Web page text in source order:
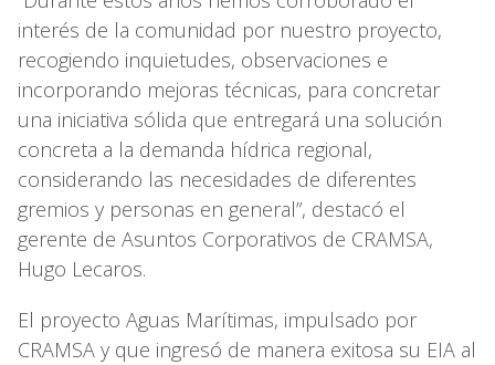
interés de la comunidad por nuestro proyecto,
recogiendo inquietudes, observaciones e
incorporando mejoras técnicas, para concretar
una iniciativa sólida que entregará una solución
concreta a la demanda hídrica regional,
considerando las necesidades de diferentes
gremios y personas en general”, destacó el
gerente de Asuntos Corporativos de CRAMSA,
Hugo Lecaros.
El proyecto Aguas Marítimas, impulsado por
CRAMSA y que ingresó de manera exitosa su EIA al